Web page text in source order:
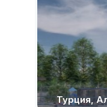
Турция,